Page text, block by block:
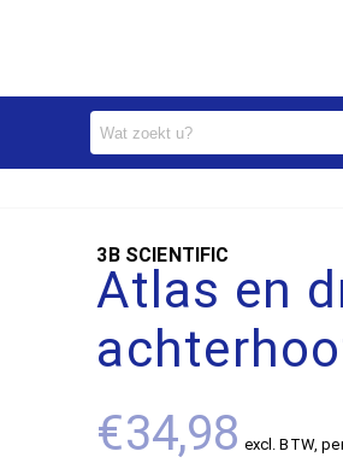
3B SCIENTIFIC
Atlas en
€34,98 excl. BTW,